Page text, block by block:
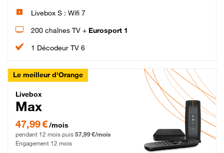
Livebox S : Wifi 7
200 chaînes TV + Eurosport 1
1 Décodeur TV 6
Le meilleur d'Orange
Livebox Max Fibre
Livebox
Max
47,99 € par mois pendant 12 mois puis 57,99 € par mois, Engagement 12 mois
47,99 €/mois
pendant 12 mois puis 57,99 €/mois
Engagement 12 mois